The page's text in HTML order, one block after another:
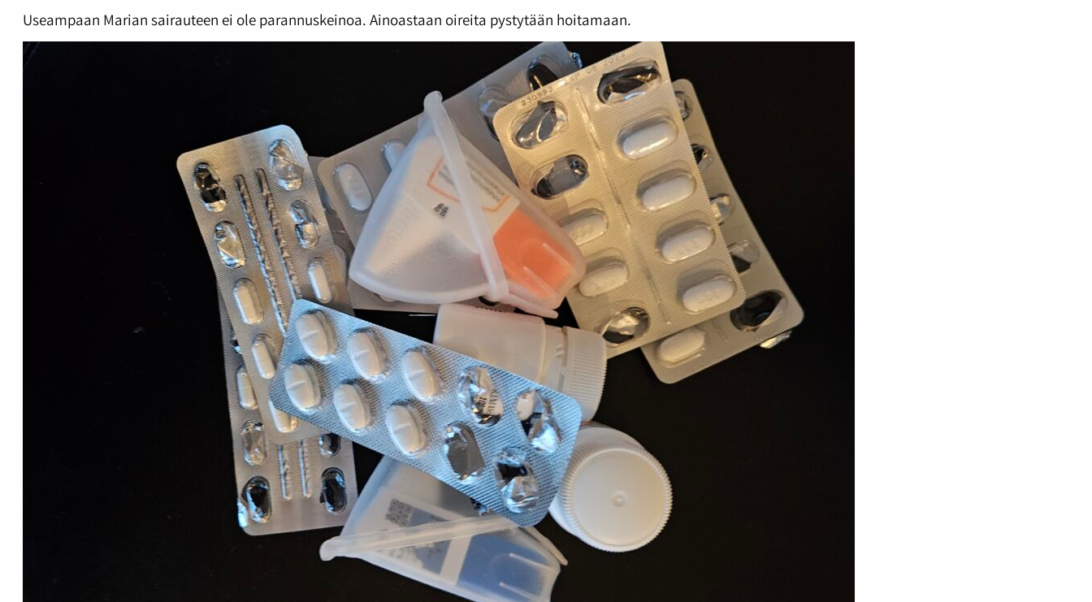
Useampaan Marian sairauteen ei ole parannuskeinoa. Ainoastaan oireita pystytään hoitamaan.